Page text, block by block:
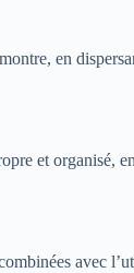
en
et organisé,
avec